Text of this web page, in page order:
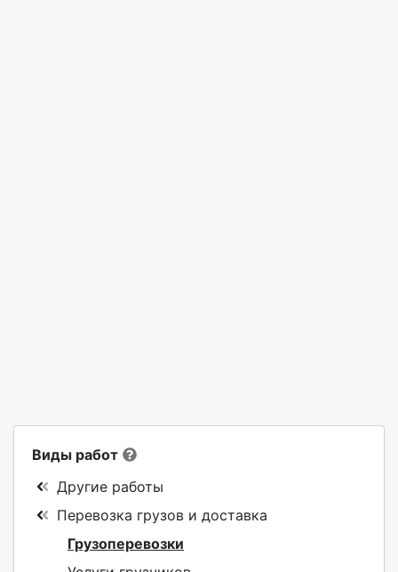
Виды работ
Другие работы
Перевозка грузов и доставка
Грузоперевозки